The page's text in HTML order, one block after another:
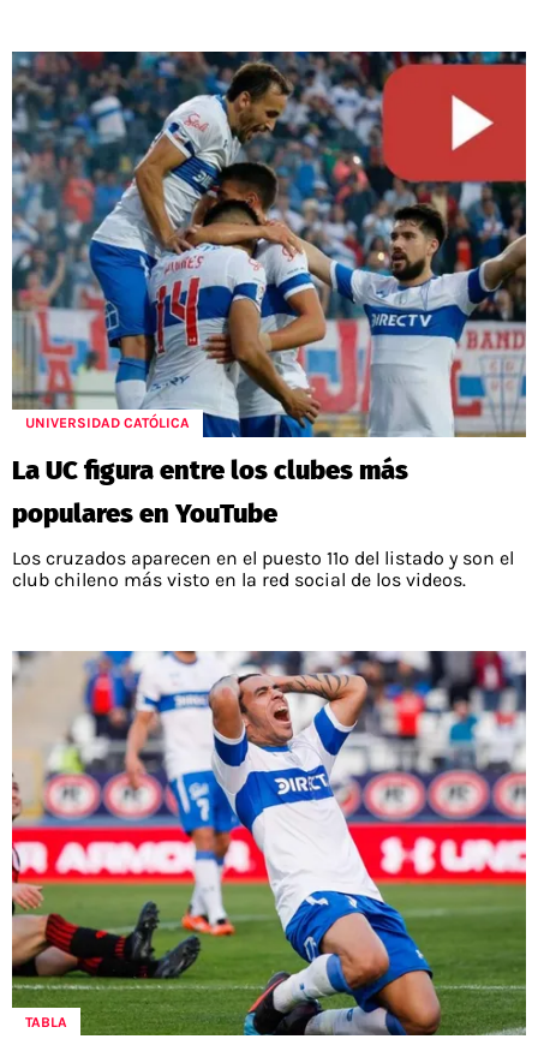
UNIVERSIDAD CATÓLICA
La UC figura entre los clubes más
populares en YouTube
Los cruzados aparecen en el puesto 11º del listado y son el
club chileno más visto en la red social de los videos.
TABLA